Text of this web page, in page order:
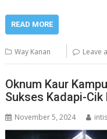
READ MORE
Way Kanan Leave
Oknum Kaur
Sukses Kadapi-Cik
November 5, 2024